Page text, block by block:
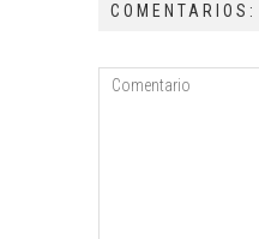
COMENTARIOS: